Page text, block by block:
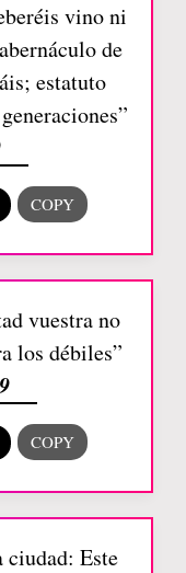
vino ni
de
estatuto
vuestra no
los débiles”
ciudad: Este